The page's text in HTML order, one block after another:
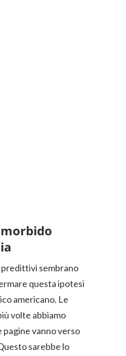
sembrano
questa ipotesi
americano. Le
volte abbiamo
pagine vanno verso
sarebbe lo